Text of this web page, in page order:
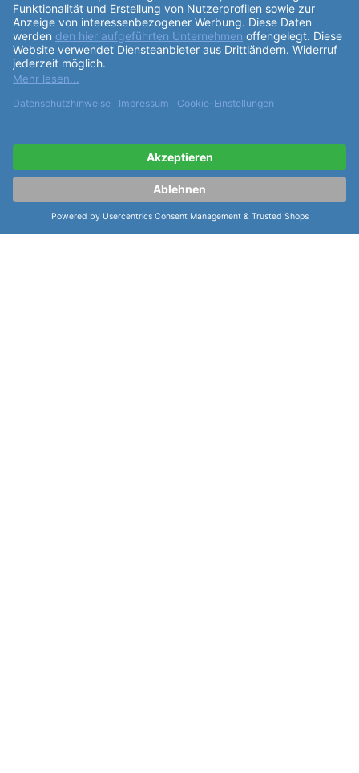
die Schwingungen betragen 28800
Halbschwingungen pro Stunde. DasZifferblattder
Davosa Diving Argonautic BG Automatic 161.528.07
ist grün und die Indexe sind Striche. Das
besteht aus PentaLink
ist in silber gehalten. DieSchließe
Automatic 161.528.07verfügt über viele nützliche
, wie ein Heliumauslassventil,
Leuchtindizes, Sekundenstopp, Datumsanzeige,
verschraubte Krone, Zentralsekunde, drehbare
Lünetteund Leuchtzeiger. Davosa ist eine